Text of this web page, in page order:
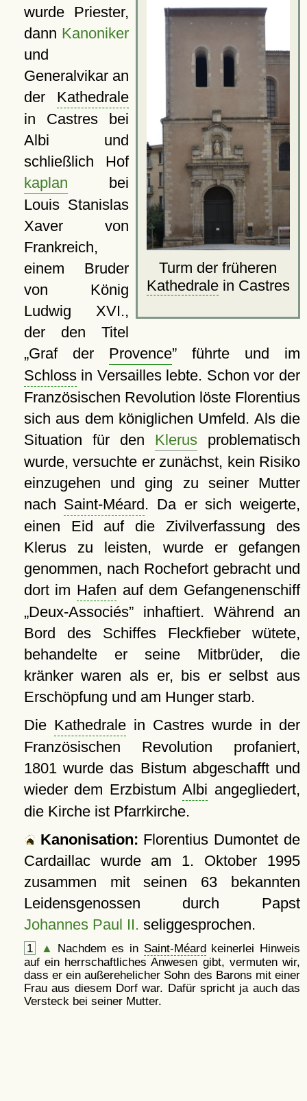
Turm der früheren
Kathedralein Castres
wurde Priester,
dann Kanoniker
und
Generalvikar an
der Kathedrale
in Castres bei
Albi und
schließlich Hof
kaplan bei
Louis Stanislas
Xaver von
Frankreich,
einem Bruder
von König
Ludwig XVI.,
der den Titel
Graf der Provence führte und im
Schlossin Versailles lebte. Schon vor der
Französischen Revolution löste Florentius
sich aus dem königlichen Umfeld. Als die
Situation für den Klerusproblematisch
wurde, versuchte er zunächst, kein Risiko
einzugehen und ging zu seiner Mutter
nach Saint-Méard. Da er sich weigerte,
einen Eid auf die Zivilverfassung des
Klerus zu leisten, wurde er gefangen
genommen, nach Rochefort gebracht und
dort im Hafen auf dem Gefangenenschiff
Deux-Associés inhaftiert. Während an
Bord des Schiffes Fleckfieber wütete,
behandelte er seine Mitbrüder, die
kränker waren als er, bis er selbst aus
Erschöpfung und am Hunger starb.
Die Kathedralein Castres wurde in der
Französischen Revolution profaniert,
1801 wurde das Bistum abgeschafft und
wieder dem ErzbistumAlbi angegliedert,
die Kirche ist Pfarrkirche.
Kanonisation: Florentius Dumontet de
Cardaillac wurde am 1. Oktober 1995
zusammen mit seinen 63 bekannten
Leidensgenossen durch Papst
Johannes Paul II. seliggesprochen.
1 ▲ Nachdem es in Saint-Méardkeinerlei Hinweis
auf ein herrschaftliches Anwesen gibt, vermuten wir,
dass er ein außerehelicher Sohn des Barons mit einer
Frau aus diesem Dorf war. Dafür spricht ja auch das
Versteck bei seiner Mutter.